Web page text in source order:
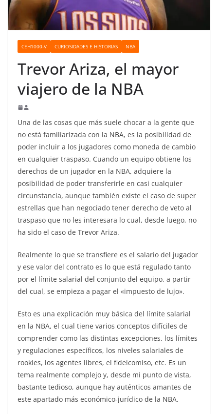
CEH1000-V CURIOSIDADES E HISTORIAS NBA
Trevor Ariza, el mayor
viajero de la NBA
Una de las cosas que más suele chocar a la gente que
no está familiarizada con la NBA, es la posibilidad de
poder incluir a los jugadores como moneda de cambio
en cualquier traspaso. Cuando un equipo obtiene los
derechos de un jugador en la NBA, adquiere la
posibilidad de poder transferirle en casi cualquier
circunstancia, aunque también existe el caso de super
estrellas que han negociado tener derecho de veto al
traspaso que no les interesara lo cual, desde luego, no
ha sido el caso de Trevor Ariza.
Realmente lo que se transfiere es el salario del jugador
y ese valor del contrato es lo que está regulado tanto
por el límite salarial del conjunto del equipo, a partir
del cual, se empieza a pagar el «impuesto de lujo».
Esto es una explicación muy básica del límite salarial
en la NBA, el cual tiene varios conceptos difíciles de
comprender como las distintas excepciones, los límites
y regulaciones específicos, los niveles salariales de
rookies, los agentes libres, el fideicomiso, etc. Es un
tema realmente complejo y, desde mi punto de vista,
bastante tedioso, aunque hay auténticos amantes de
este apartado más económico-jurídico de la NBA.